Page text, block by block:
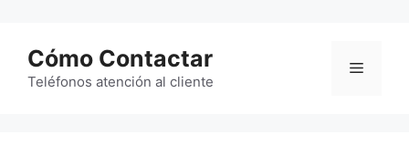
contenido
Cómo Contactar
Teléfonos atención al cliente
Menú